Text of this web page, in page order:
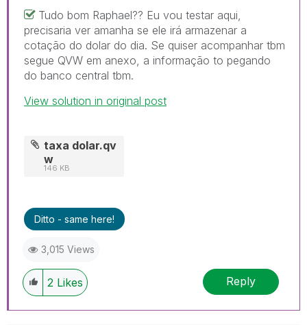
Tudo bom Raphael?? Eu vou testar aqui,
precisaria ver amanha se ele irá armazenar a
cotação do dolar do dia. Se quiser acompanhar tbm
segue QVW em anexo, a informação to pegando
do banco central tbm.
View solution in original post
taxa dolar.qv
w
146 KB
Ditto - same here!
3,015 Views
2 Likes Reply